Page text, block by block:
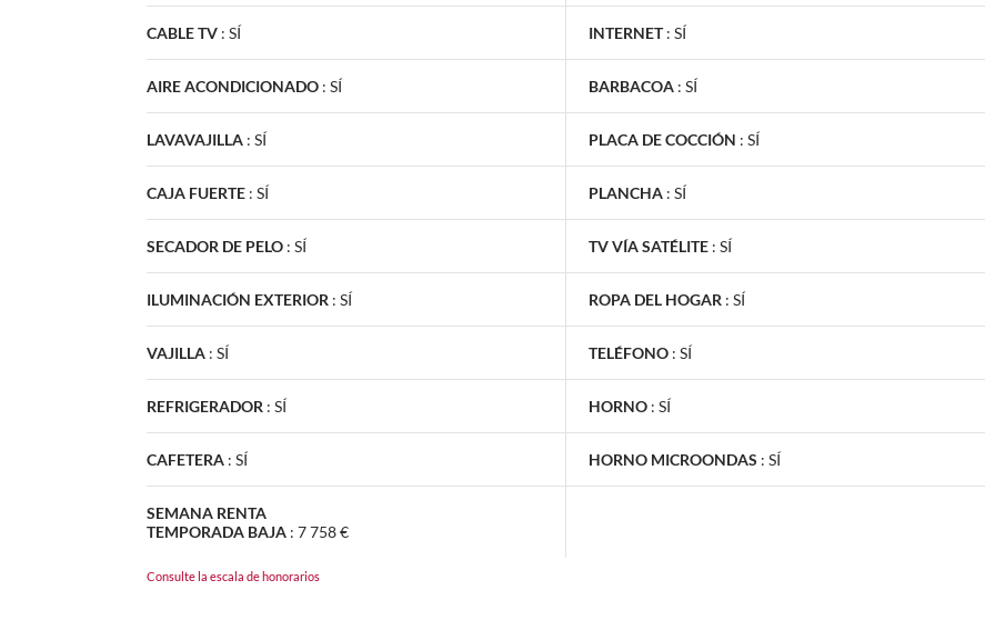
CABLE TV : SÍ INTERNET: SÍ
AIRE ACONDICIONADO : SÍ BARBACOA : SÍ
LAVAVAJILLA : SÍ PLACA DE COCCIÓN : SÍ
CAJA FUERTE : SÍ PLANCHA : SÍ
SECADOR DE PELO : SÍ TV VÍA SATÉLITE : SÍ
ILUMINACIÓN EXTERIOR : SÍ ROPA DEL HOGAR : SÍ
VAJILLA : SÍ TELÉFONO : SÍ
REFRIGERADOR : SÍ HORNO : SÍ
CAFETERA : SÍ HORNO MICROONDAS : SÍ
SEMANA RENTA
TEMPORADA BAJA : 7 758 €
Consulte la escala de honorarios